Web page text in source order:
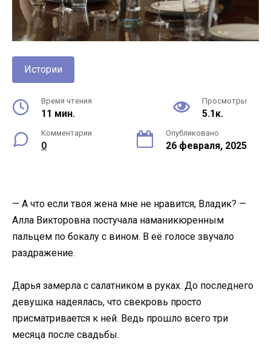
Истории
Время чтения
11 мин.
Просмотры
5.1к.
Комментарии
0
Опубликовано
26 февраля, 2025
— А что если твоя жена мне не нравится, Владик? —
Алла Викторовна постучала наманикюренным
пальцем по бокалу с вином. В её голосе звучало
раздражение.
Дарья замерла с салатником в руках. До последнего
девушка надеялась, что свекровь просто
присматривается к ней. Ведь прошло всего три
месяца после свадьбы.